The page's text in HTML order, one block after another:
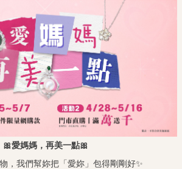
🎀愛媽媽，再美一點🎀
，我們幫妳把「愛妳」包得剛剛好✨